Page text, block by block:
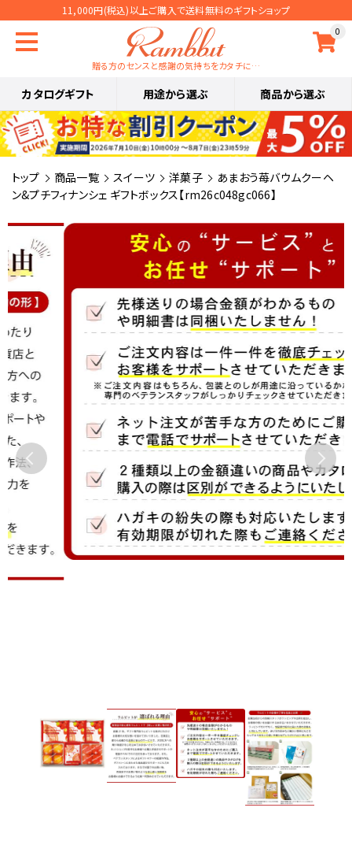
11,000円(税込)以上ご購入で送料無料のギフトショップ
0
贈る方のセンスと感謝の気持ちをカタチに…
カタログギフト 用途から選ぶ 商品から選ぶ
トップ 商品一覧 スイーツ 洋菓子
あまおう苺バウムクーヘ
ン&プチフィナンシェ ギフトボックス【rm26c048gc066】